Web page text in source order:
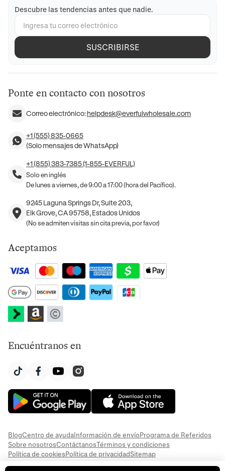
Descubre las tendencias antes que nadie.
SUSCRIBIRSE
Ponte en contacto con nosotros
Correo electrónico:helpdesk@everfulwholesale.com
+1 (555) 835-0665
(Solo mensajes de WhatsApp)
+1 (855) 383-7385 (1-855-EVERFUL)
Solo en inglés
De lunes a viernes, de 9:00 a 17:00 (hora del Pacífico).
9245 Laguna Springs Dr, Suite 203,
Elk Grove, CA 95758, Estados Unidos
(No se admiten visitas sin cita previa, por favor)
Aceptamos
Encuéntranos en
BlogCentro de ayudaInformación de envíoPrograma de Referidos
Sobre nosotrosContáctanosTérminos y condiciones
Política de cookiesPolítica de privacidadSitemap